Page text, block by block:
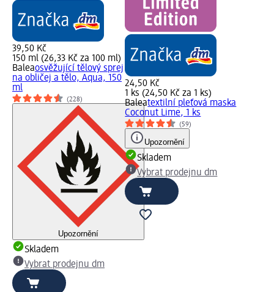
39,50 Kč
150 ml (26,33 Kč za 100 ml)
Baleaosvěžující tělový sprej
na obličej a tělo, Aqua, 150
ml
(228)
Upozornění
Skladem
Vybrat prodejnu dm
24,50 Kč
1 ks (24,50 Kč za 1 ks)
Baleatextilní pleťová maska
Coconut Lime, 1 ks
(59)
Upozornění
Skladem
Vybrat prodejnu dm